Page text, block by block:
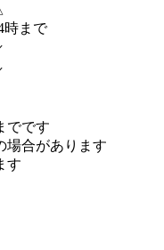
時まで
でです
場合があります
す